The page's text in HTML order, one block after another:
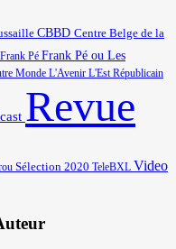
CBBD Centre Belge de la
Frank Pé Frank Pé ou Les
Monde L'Avenir L'Est Républicain
Revue
Sélection 2020 TeleBXL Video